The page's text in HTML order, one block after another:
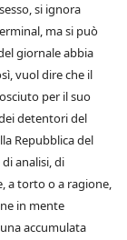
si ignora
ma si può
giornale abbia
vuol dire che il
per il suo
detentori del
Repubblica del
analisi, di
a torto o a ragione,
in mente
accumulata